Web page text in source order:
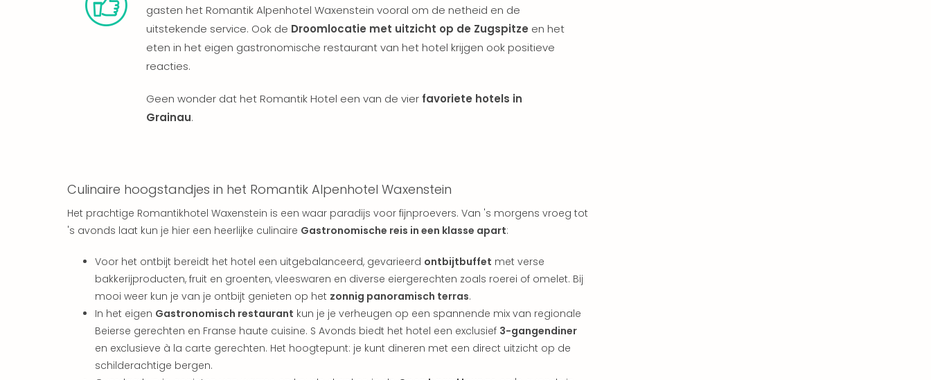
gasten het Romantik Alpenhotel Waxenstein vooral om de netheid en de
uitstekende service. Ook de Droomlocatie met uitzicht op de Zugspitze en het
eten in het eigen gastronomische restaurant van het hotel krijgen ook positieve
reacties.
Geen wonder dat het Romantik Hotel een van de vier favoriete hotels in
Grainau.
Culinaire hoogstandjes in het Romantik Alpenhotel Waxenstein
Het prachtige Romantikhotel Waxenstein is een waar paradijs voor fijnproevers. Van 's morgens vroeg tot
's avonds laat kun je hier een heerlijke culinaire Gastronomische reis in een klasse apart:
Voor het ontbijt bereidt het hotel een uitgebalanceerd, gevarieerd ontbijtbuffet met verse
bakkerijproducten, fruit en groenten, vleeswaren en diverse eiergerechten zoals roerei of omelet. Bij
mooi weer kun je van je ontbijt genieten op het zonnig panoramisch terras.
In het eigen Gastronomisch restaurant kun je je verheugen op een spannende mix van regionale
Beierse gerechten en Franse haute cuisine. S Avonds biedt het hotel een exclusief 3-gangendiner
en exclusieve à la carte gerechten. Het hoogtepunt: je kunt dineren met een direct uitzicht op de
schilderachtige bergen.